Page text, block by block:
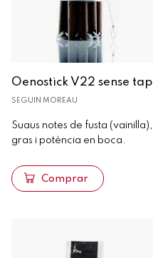
Oenostick V22 sense tap
SEGUIN MOREAU
Suaus notes de fusta (vainilla),
gras i potència en boca.
Comprar